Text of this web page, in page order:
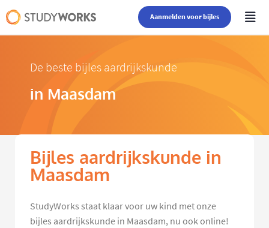
Aanmelden voor bijles
De beste bijles aardrijkskunde
in Maasdam
Bijles aardrijkskunde in
Maasdam
StudyWorks staat klaar voor uw kind met onze
bijles aardrijkskunde in Maasdam, nu ook online!